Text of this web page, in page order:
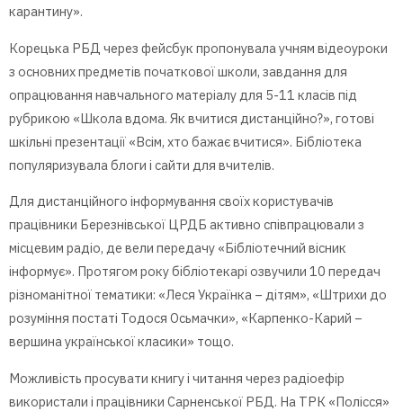
карантину».
Корецька РБД через фейсбук пропонувала учням відеоуроки
з основних предметів початкової школи, завдання для
опрацювання навчального матеріалу для 5-11 класів під
рубрикою «Школа вдома. Як вчитися дистанційно?», готові
шкільні презентації «Всім, хто бажає вчитися». Бібліотека
популяризувала блоги і сайти для вчителів.
Для дистанційного інформування своїх користувачів
працівники Березнівської ЦРДБ активно співпрацювали з
місцевим радіо, де вели передачу «Бібліотечний вісник
інформує». Протягом року бібліотекарі озвучили 10 передач
різноманітної тематики: «Леся Українка – дітям», «Штрихи до
розуміння постаті Тодося Осьмачки», «Карпенко-Карий –
вершина української класики» тощо.
Можливість просувати книгу і читання через радіоефір
використали і працівники Сарненської РБД. На ТРК «Полісся»